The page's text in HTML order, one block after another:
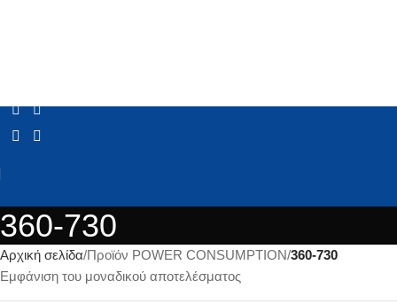
360-730
Αρχική σελίδα Προϊόν POWER CONSUMPTION 360-730
Εμφάνιση του μοναδικού αποτελέσματος